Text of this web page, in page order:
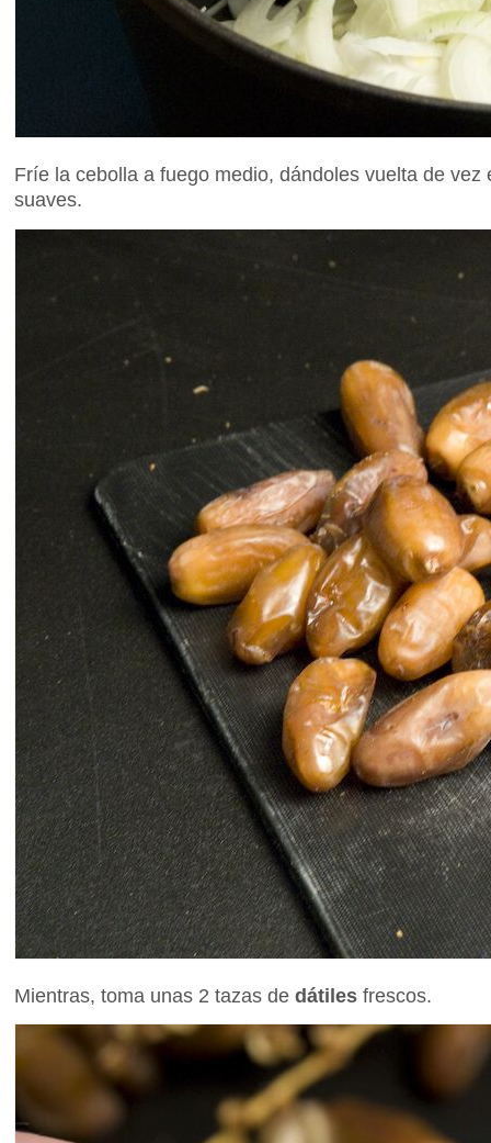
Fríe la cebolla a fuego medio, dándoles vuelta de
suaves.
Mientras, toma unas 2 tazas de dátiles frescos.